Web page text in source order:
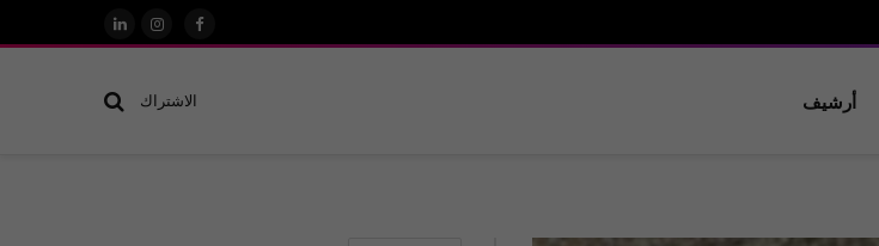
فيسبوكالانستغرام
لينكدإن
أرشيف الاشتراك